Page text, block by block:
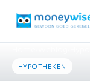
HYPOTHEKEN